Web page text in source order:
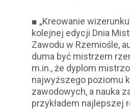
■ „Kreowanie
kolejnej edycji Dnia
Zawodu w Rzemiośle,
duma być mistrzem
m.in., że dyplom
najwyższego poziomu
zawodowych, a nauka
przykładem najlepszej